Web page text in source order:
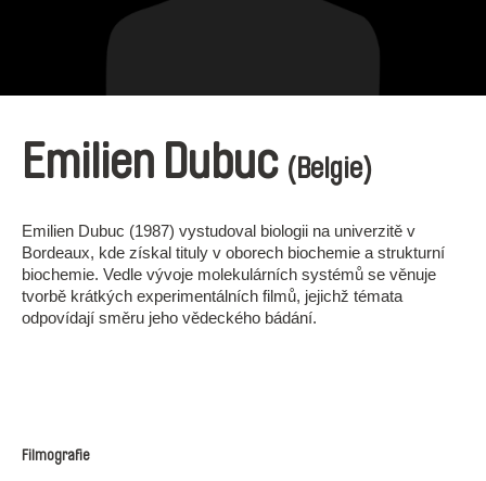
Emilien Dubuc (Belgie)
Emilien Dubuc (1987) vystudoval biologii na univerzitě v
Bordeaux, kde získal tituly v oborech biochemie a strukturní
biochemie. Vedle vývoje molekulárních systémů se věnuje
tvorbě krátkých experimentálních filmů, jejichž témata
odpovídají směru jeho vědeckého bádání.
Filmografie